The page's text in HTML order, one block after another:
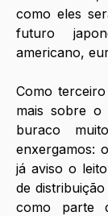
como eles
futuro
americano,
Como
mais sobre o
buraco
enxergamos:
já aviso o
de
como parte